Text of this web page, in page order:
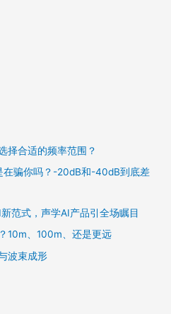
择合适的频率范围？
在骗你吗？-20dB和-40dB到底差
范式，声学AI产品引全场瞩目
10m、100m、还是更远
波束成形